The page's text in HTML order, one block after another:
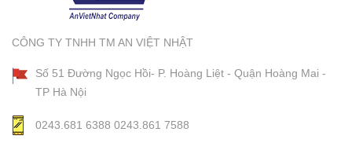
CÔNG TY TNHH TM AN VIỆT NHẬT
Số 51 Đường Ngọc Hồi- P. Hoàng Liệt - Quận Hoàng Mai -
TP Hà Nội
0243.681 6388 0243.861 7588